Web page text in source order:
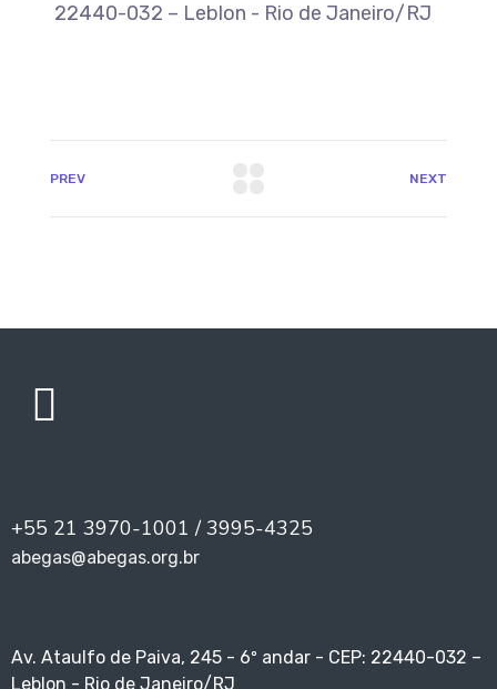
22440-032 – Leblon - Rio de Janeiro/RJ
PREV NEXT
+55 21 3970-1001 / 3995-4325
abegas@abegas.org.br
Av. Ataulfo de Paiva, 245 - 6º andar - CEP: 22440-032 –
Leblon - Rio de Janeiro/RJ